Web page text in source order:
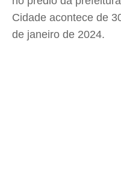
Cidade acontece de
de janeiro de 2024.